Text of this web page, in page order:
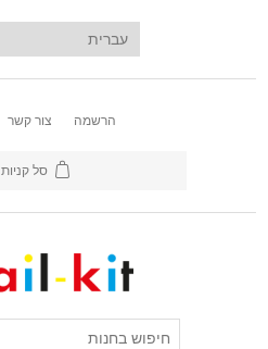
הרשמה צור קשר
סל קניות